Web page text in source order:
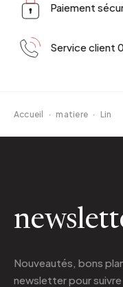
Paiement
Service client
Accueil · matiere · Lin
Nouveautés, bons
newsletterpour suivre